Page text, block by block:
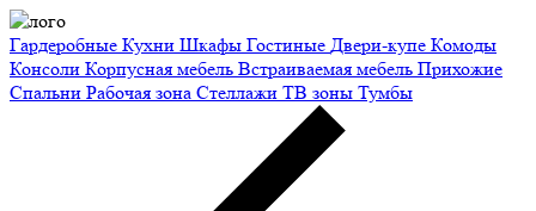
Гардеробные Кухни Шкафы Гостиные Двери-купе Комоды
Консоли Корпусная мебель Встраиваемая мебель Прихожие
Спальни Рабочая зона Стеллажи ТВ зоны Тумбы